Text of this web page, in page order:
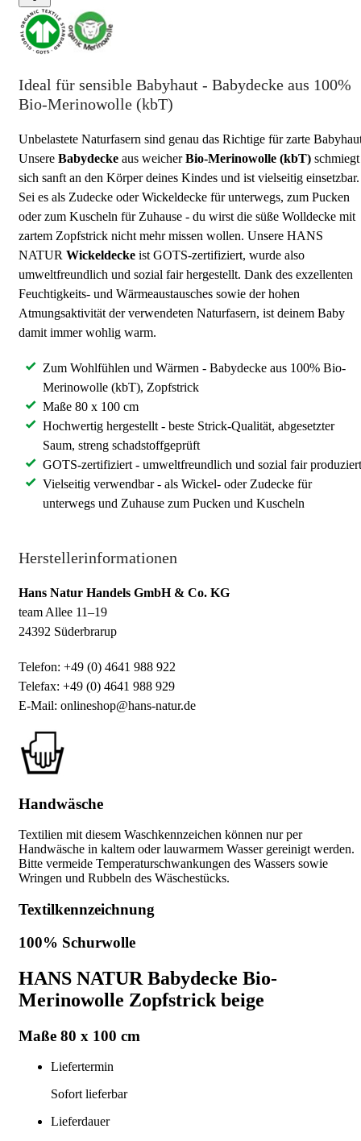
Ideal für sensible Babyhaut - Babydecke aus 100%
Bio-Merinowolle (kbT)
Unbelastete Naturfasern sind genau das Richtige für zarte
Unsere Babydecke aus weicherBio-Merinowolle (kbT) schmiegt
sich sanft an den Körper deines Kindes und ist vielseitig einsetzbar.
Sei es als Zudecke oder Wickeldecke für unterwegs, zum Pucken
oder zum Kuscheln für Zuhause - du wirst die süße Wolldecke mit
zartem Zopfstrick nicht mehr missen wollen. Unsere HANS
NATUR Wickeldecke ist GOTS-zertifiziert, wurde also
umweltfreundlich und sozial fair hergestellt. Dank des exzellenten
Feuchtigkeits- und Wärmeaustausches sowie der hohen
Atmungsaktivität der verwendeten Naturfasern, ist deinem Baby
damit immer wohlig warm.
Zum Wohlfühlen und Wärmen - Babydecke aus 100% Bio-
Merinowolle (kbT), Zopfstrick
Maße 80 x 100 cm
Hochwertig hergestellt - beste Strick-Qualität, abgesetzter
Saum, streng schadstoffgeprüft
GOTS-zertifiziert - umweltfreundlich und sozial fair produziert
Vielseitig verwendbar - als Wickel- oder Zudecke für
unterwegs und Zuhause zum Pucken und Kuscheln
Herstellerinformationen
Hans Natur Handels GmbH & Co. KG
team Allee 11–19
24392 Süderbrarup
Telefon: +49 (0) 4641 988 922
Telefax: +49 (0) 4641 988 929
E-Mail: onlineshop@hans-natur.de
Handwäsche
Textilien mit diesem Waschkennzeichen können nur per
Handwäsche in kaltem oder lauwarmem Wasser gereinigt werden.
Bitte vermeide Temperaturschwankungen des Wassers sowie
Wringen und Rubbeln des Wäschestücks.
Textilkennzeichnung
100% Schurwolle
HANS NATUR Babydecke Bio-
Merinowolle Zopfstrick beige
Maße 80 x 100 cm
Liefertermin
Sofort lieferbar
Lieferdauer